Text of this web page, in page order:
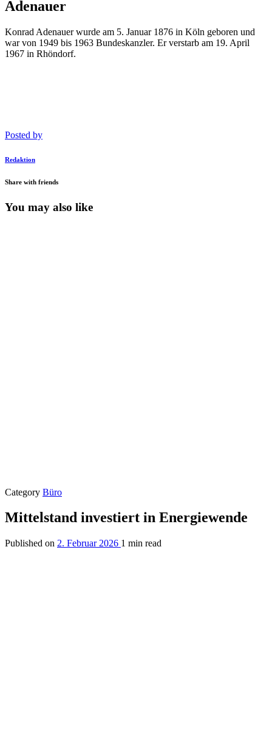
Adenauer
Konrad Adenauer wurde am 5. Januar 1876 in Köln geboren und
war von 1949 bis 1963 Bundeskanzler. Er verstarb am 19. April
1967 in Rhöndorf.
Posted by
Redaktion
Share with friends
You may also like
Category Büro
Mittelstand investiert in Energiewende
Published on 2. Februar 2026 1 min read